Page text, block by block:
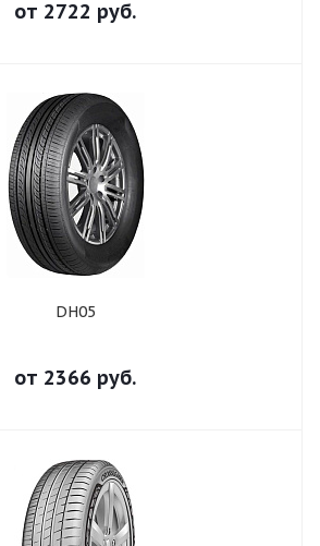
от 2722 руб.
DH05
от 2366 руб.